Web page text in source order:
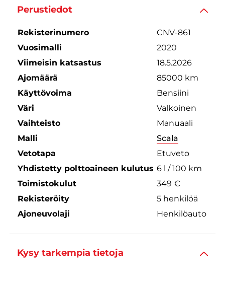
Perustiedot
Rekisterinumero
CNV-861
Vuosimalli
2020
Viimeisin katsastus
18.5.2026
Ajomäärä
85000 km
Käyttövoima
Bensiini
Väri
Valkoinen
Vaihteisto
Manuaali
Malli
Scala
Vetotapa
Etuveto
Yhdistetty polttoaineen kulutus 6 l / 100 km
Toimistokulut
349 €
Rekisteröity
5 henkilöä
Ajoneuvolaji
Henkilöauto
Kysy tarkempia tietoja